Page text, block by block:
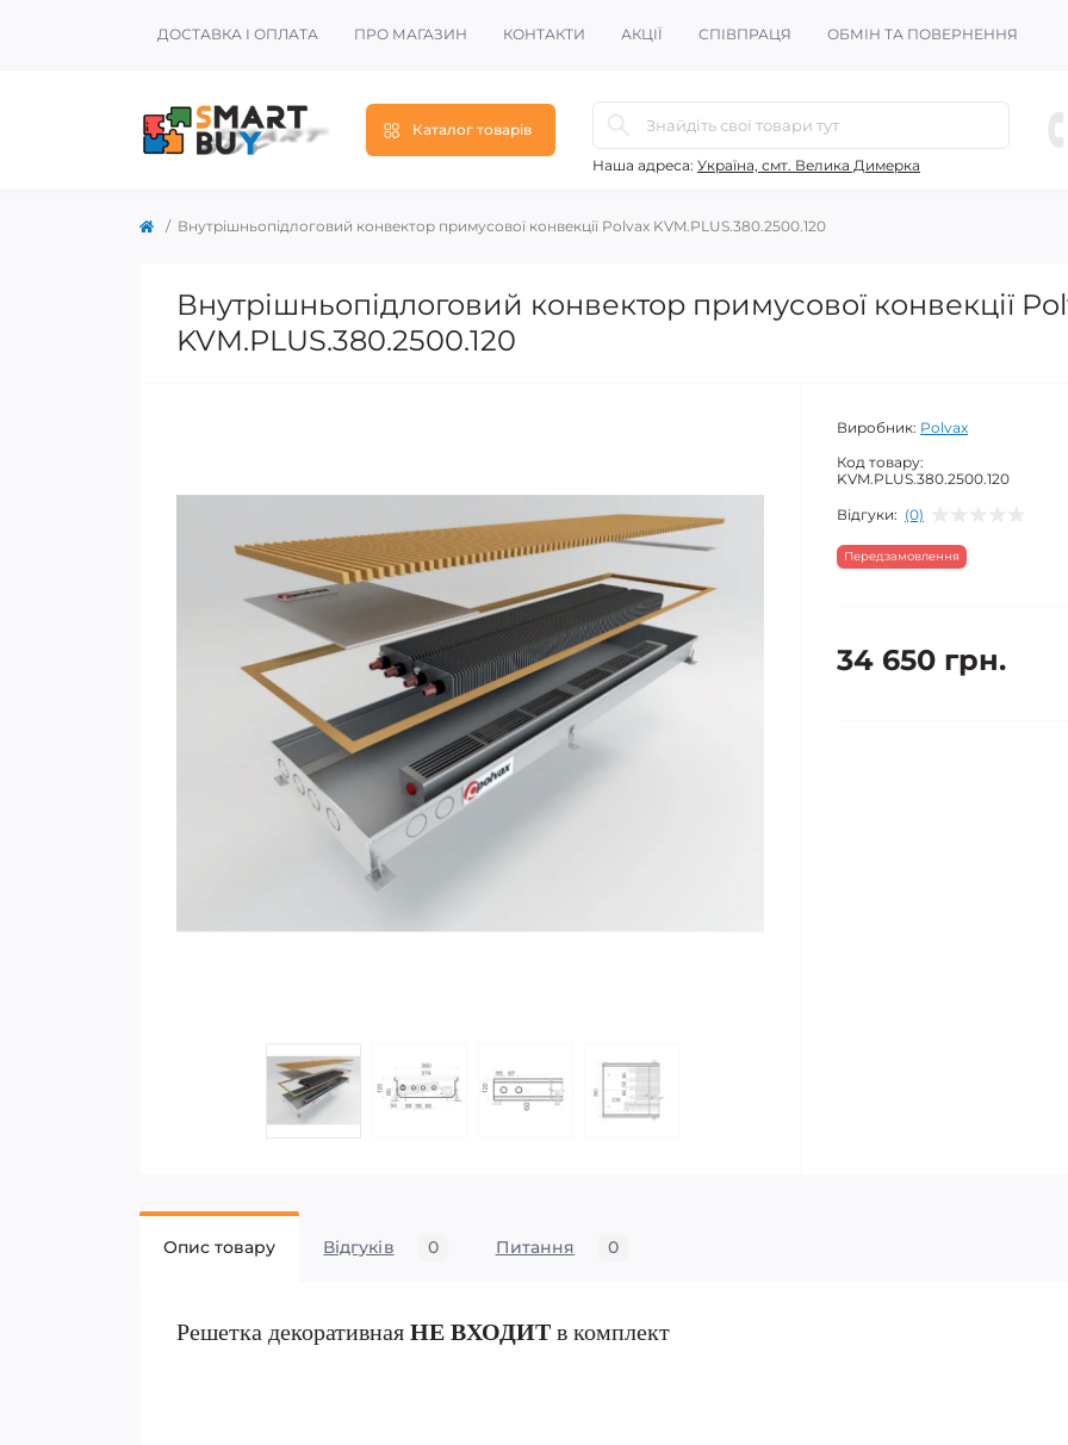
ДОСТАВКА І ОПЛАТА ПРО МАГАЗИН КОНТАКТИ АКЦІЇ СПІВПРАЦЯ ОБМІН ТА ПОВЕРНЕННЯ
Каталог товарів
Наша адреса: Україна, смт. Велика Димерка
Внутрішньопідлоговий конвектор примусової конвекції Polvax KVM.PLUS.380.2500.120
Внутрішньопідлоговий конвектор примусової конвекції
KVM.PLUS.380.2500.120
Виробник: Polvax
Код товару:
KVM.PLUS.380.2500.120
Відгуки: (0)
Передзамовлення
34 650 грн.
Опис товару Відгуків 0 Питання 0
Решетка декоративная НЕ ВХОДИТ в комплект